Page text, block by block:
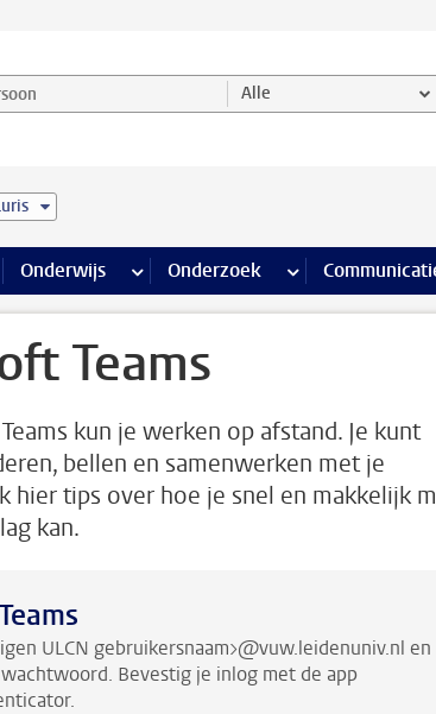
en selecteer categorie Alle
Faciliteiten pagina’s
Onderwijs meer Onderwijs pagina’s
Onderzoek meer Onderzoek
Teams
kun je werken op afstand. Je kunt
bellen en samenwerken met je
hier tips over hoe je snel en makkelijk
kan.
ULCN gebruikersnaam>@vuw.leidenuniv.nl en
Bevestig je inlog met de app